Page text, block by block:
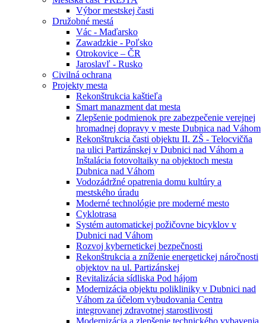
Výbor mestskej časti
Družobné mestá
Vác - Maďarsko
Zawadzkie - Poľsko
Otrokovice – ČR
Jaroslavľ - Rusko
Civilná ochrana
Projekty mesta
Rekonštrukcia kaštieľa
Smart manazment dat mesta
Zlepšenie podmienok pre zabezpečenie verejnej
hromadnej dopravy v meste Dubnica nad Váhom
Rekonštrukcia časti objektu II. ZŠ - Telocvičňa
na ulici Partizánskej v Dubnici nad Váhom a
Inštalácia fotovoltaiky na objektoch mesta
Dubnica nad Váhom
Vodozádržné opatrenia domu kultúry a
mestského úradu
Moderné technológie pre moderné mesto
Cyklotrasa
Systém automatickej požičovne bicyklov v
Dubnici nad Váhom
Rozvoj kybernetickej bezpečnosti
Rekonštrukcia a zníženie energetickej náročnosti
objektov na ul. Partizánskej
Revitalizácia sídliska Pod hájom
Modernizácia objektu polikliniky v Dubnici nad
Váhom za účelom vybudovania Centra
integrovanej zdravotnej starostlivosti